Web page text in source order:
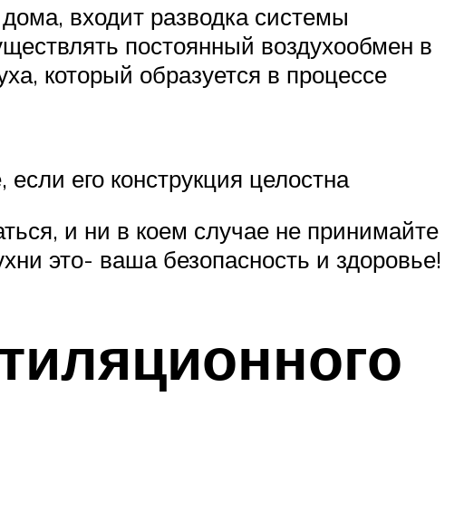
входит разводка системы
постоянный воздухообмен в
который образуется в процессе
его конструкция целостна
и ни в коем случае не принимайте
это- ваша безопасность и здоровье!